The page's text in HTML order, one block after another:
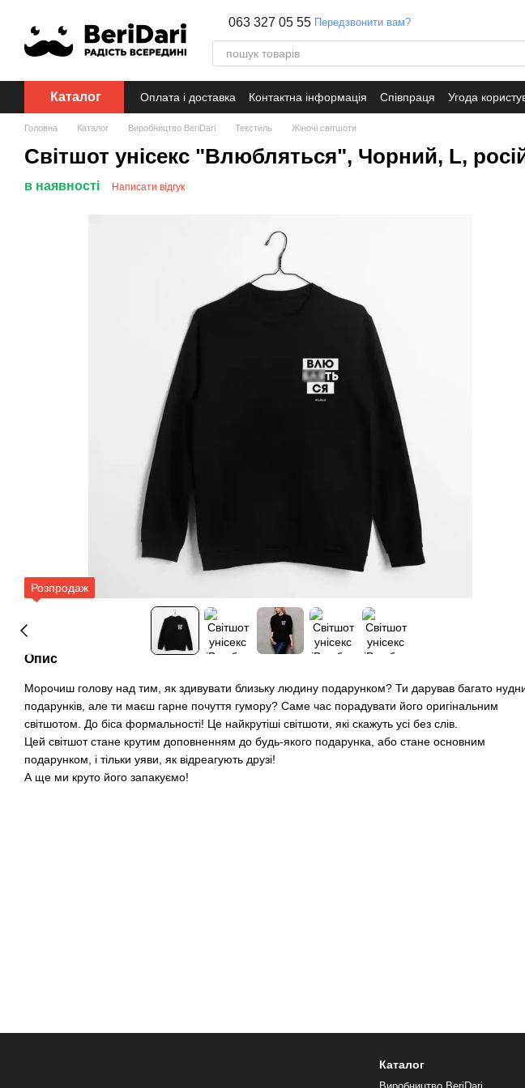
063 327 05 55 Передзвонити вам?
Каталог Оплата і доставка Контактна інформація Співпраця Угода
Головна Каталог Виробництво BeriDari Текстиль Жіночі світшоти
Світшот унісекс "Влюбляться", Чорний, L,
в наявності Написати відгук
Розпродаж
Опис
Морочиш голову над тим, як здивувати близьку людину подарунком? Ти дарував багато
подарунків, але ти маєш гарне почуття гумору? Саме час порадувати його оригінальним
світшотом. До біса формальності! Це найкрутіші світшоти, які скажуть усі без слів.
Цей світшот стане крутим доповненням до будь-якого подарунка, або стане основним
подарунком, і тільки уяви, як відреагують друзі!
А ще ми круто його запакуємо!
Каталог